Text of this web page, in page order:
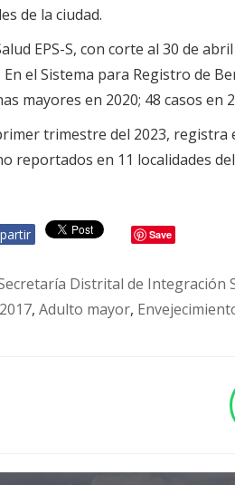
de la ciudad.
EPS-S, con corte al 30 de
En el Sistema para Registro de
mayores en 2020; 48 casos en
trimestre del 2023, registra
reportados en 11 localidades
Save
Distrital de Integración
, Adulto mayor,